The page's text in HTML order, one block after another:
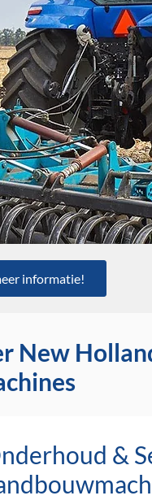
informatie!
New
&